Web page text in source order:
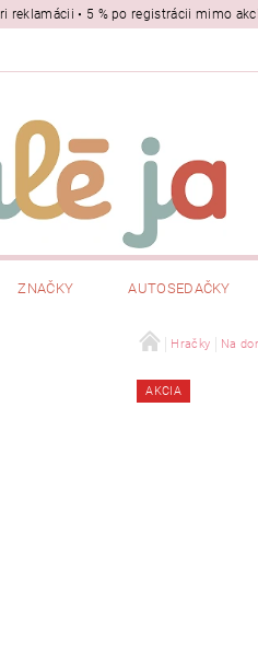
reklamácii • 5 % po registrácii mimo
ZNAČKY AUTOSEDAČKY
Hračky Na
AKCIA